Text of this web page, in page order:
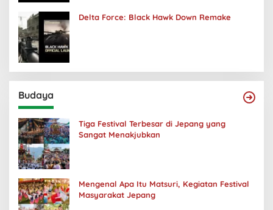
Delta Force: Black Hawk Down Remake
Budaya
Tiga Festival Terbesar di Jepang yang
Sangat Menakjubkan
Mengenal Apa Itu Matsuri, Kegiatan Festival
Masyarakat Jepang